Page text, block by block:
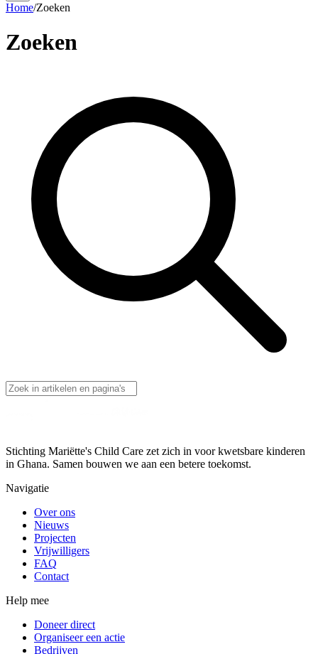
Home/Zoeken
Zoeken
Stichting Mariëtte's Child Care zet zich in voor kwetsbare kinderen
in Ghana. Samen bouwen we aan een betere toekomst.
Navigatie
Over ons
Nieuws
Projecten
Vrijwilligers
FAQ
Contact
Help mee
Doneer direct
Organiseer een actie
Bedrijven